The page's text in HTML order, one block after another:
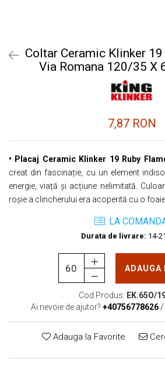
Coltar Ceramic Klinker
Via Romana 120/35 X
7,87 RON
• Placaj Ceramic Klinker 19 Ruby
creat din fascinație, cu un element
energie, viață și acțiune nelimitată.
roșie a clincherului era acoperită cu o
LA
Durata de livrare: 14-
ADAUGA
Cod Produs: EK.65O/
Ai nevoie de ajutor? +40756778626 /
Adauga la Favorite